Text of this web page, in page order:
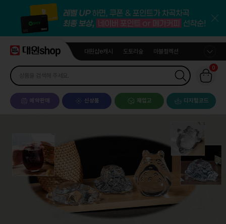
대원샵e캐시 도토리숲 마블컬렉션
0
예약판매 신상품 재입고 디지털코드